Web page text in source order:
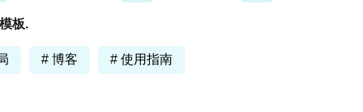
板.
# 博客 # 使用指南